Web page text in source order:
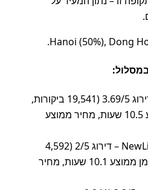
Vietnam Rail – דירוג 3.69/5 (19,541 ביקורות,
~29%), זמן ממוצע 10.5 שעות, מחיר ממוצע
NewLivitrans Express – דירוג 2/5 (4,592
ביקורות, ~23%), זמן ממוצע 10.1 שעות, מחיר